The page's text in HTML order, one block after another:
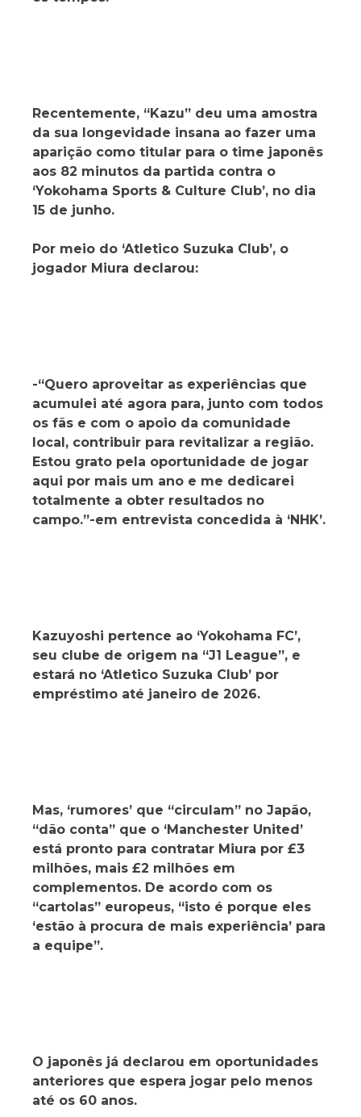
Recentemente, “Kazu” deu uma amostra
da sua longevidade insana ao fazer uma
aparição como titular para o time japonês
aos 82 minutos da partida contra o
‘Yokohama Sports & Culture Club’, no dia
15 de junho.
Por meio do ‘Atletico Suzuka Club’, o
jogador Miura declarou:
-“Quero aproveitar as experiências que
acumulei até agora para, junto com todos
os fãs e com o apoio da comunidade
local, contribuir para revitalizar a região.
Estou grato pela oportunidade de jogar
aqui por mais um ano e me dedicarei
totalmente a obter resultados no
campo.”-em entrevista concedida à ‘NHK’.
Kazuyoshi pertence ao ‘Yokohama FC’,
seu clube de origem na “J1 League”, e
estará no ‘Atletico Suzuka Club’ por
empréstimo até janeiro de 2026.
Mas, ‘rumores’ que “circulam” no Japão,
“dão conta” que o ‘Manchester United’
está pronto para contratar Miura por £3
milhões, mais £2 milhões em
complementos. De acordo com os
“cartolas” europeus, “isto é porque eles
‘estão à procura de mais experiência’ para
a equipe”.
O japonês já declarou em oportunidades
anteriores que espera jogar pelo menos
até os 60 anos.